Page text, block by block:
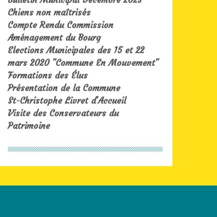
Chiens non maîtrisés
Compte Rendu Commission
Aménagement du Bourg
Elections Municipales des 15 et 22
mars 2020 "Commune En Mouvement"
Formations des Élus
Présentation de la Commune
St-Christophe Livret d'Accueil
Visite des Conservateurs du
Patrimoine